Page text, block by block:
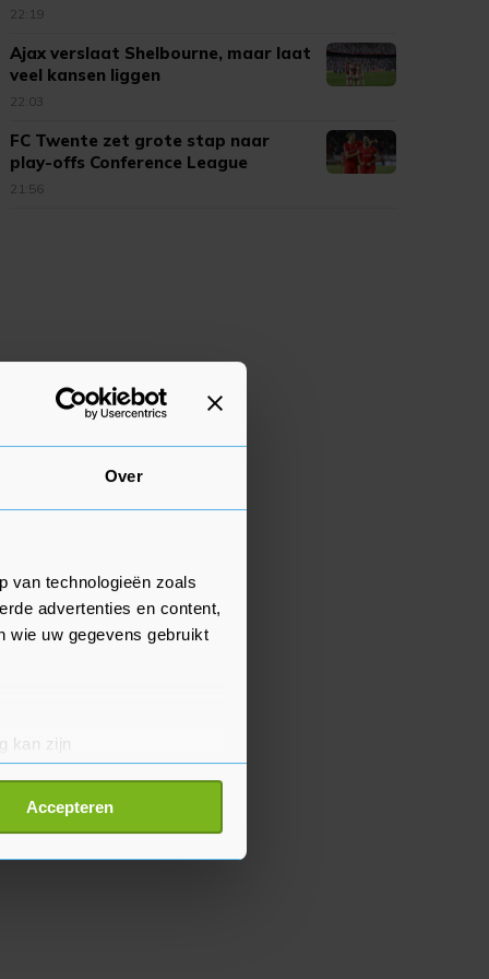
Over
van technologieën zoals
advertenties en content,
wie uw gegevens gebruikt
kan zijn
detailgedeelte
Accepteren
22:19
Ajax verslaat Shelbourne, maar laat
veel kansen liggen
22:03
FC Twente zet grote stap naar
play-offs Conference League
21:56